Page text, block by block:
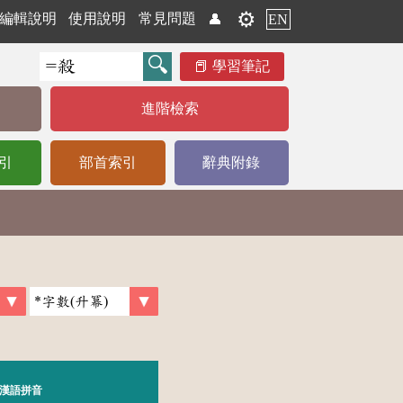
編輯說明 使用說明 常見問題 👤 ⚙️ EN
學習筆記
進階檢索
部首索引 辭典附錄
漢語拼音